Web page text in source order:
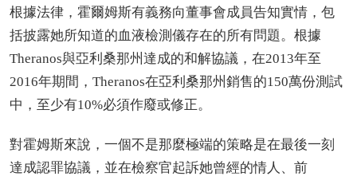
根據法律，霍爾姆斯有義務向董事會成員告知實情，包
括披露她所知道的血液檢測儀存在的所有問題。根據
Theranos與亞利桑那州達成的和解協議，在2013年至
2016年期間，Theranos在亞利桑那州銷售的150萬份測試
中，至少有10%必須作廢或修正。
對霍姆斯來說，一個不是那麼極端的策略是在最後一刻
達成認罪協議，並在檢察官起訴她曾經的情人、前